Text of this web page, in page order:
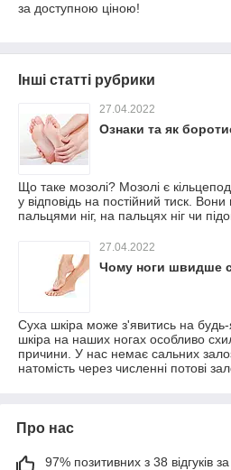
за доступною ціною!
Інші статті рубрики
27.04.2022
Ознаки та як
Що таке мозолі? Мозолі є
у відповідь на постійний тиск.
пальцями ніг, на пальцях ніг чи
27.04.2022
Чому ноги швидше
Суха шкіра може з'явитись на будь-
шкіра на наших ногах особливо
причини. У нас немає сальних
натомість через численні потові
Про нас
97% позитивних з 38 відгуків за